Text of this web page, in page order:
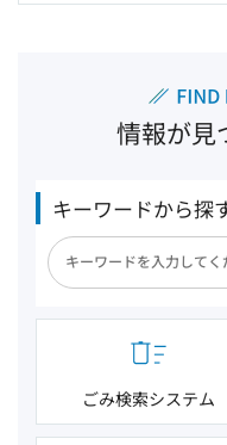
情報が見
キーワードから探
ごみ検索システム